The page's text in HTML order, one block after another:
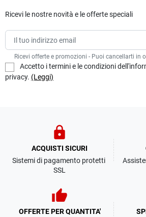
Ricevi le nostre novità e le offerte speciali
Ricevi offerte e promozioni - Puoi cancellarti in
Accetto i termini e le condizioni
privacy. (Leggi)
lock
ACQUISTI SICURI
Sistemi di pagamento protetti
SSL
thumb_up
OFFERTE PER QUANTITA'